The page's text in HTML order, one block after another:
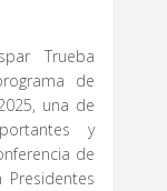
Trueba
de
una de
y
de